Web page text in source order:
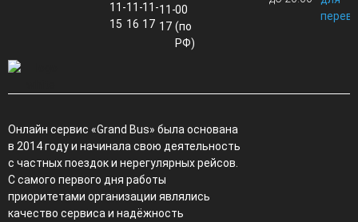
11-
15
11-
16
11-
17
11-
17
00
(по
РФ)
Онлайн сервис «Grand Bus» была основана
в 2014 году и начинала свою деятельность
с частных поездок и нерегулярных рейсов.
С самого первого дня работы
приоритетами организации являлись
качество сервиса и надёжность